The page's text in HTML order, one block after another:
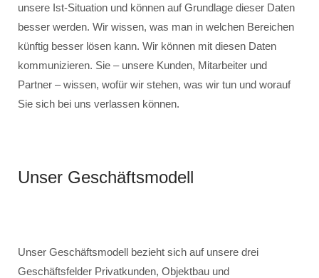
unsere Ist-Situation und können auf Grundlage dieser Daten
besser werden. Wir wissen, was man in welchen Bereichen
künftig besser lösen kann. Wir können mit diesen Daten
kommunizieren. Sie – unsere Kunden, Mitarbeiter und
Partner – wissen, wofür wir stehen, was wir tun und worauf
Sie sich bei uns verlassen können.
Unser Geschäftsmodell
Unser Geschäftsmodell bezieht sich auf unsere drei
Geschäftsfelder Privatkunden, Objektbau und